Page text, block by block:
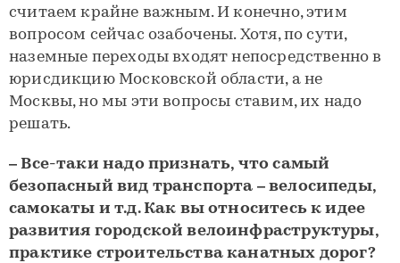
считаем крайне важным. И конечно, этим
вопросом сейчас озабочены. Хотя, по сути,
наземные переходы входят непосредственно в
юрисдикцию Московской области, а не
Москвы, но мы эти вопросы ставим, их надо
решать.
– Все-таки надо признать, что самый
безопасный вид транспорта – велосипеды,
самокаты и т.д. Как вы относитесь к идее
развития городской велоинфраструктуры,
практике строительства канатных дорог?